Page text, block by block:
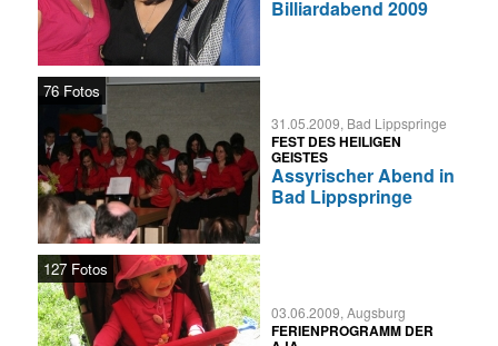
Billiardabend 2009
76 Fotos
31.05.2009, Bad Lippspringe
FEST DES HEILIGEN
GEISTES
Assyrischer Abend in
Bad Lippspringe
127 Fotos
03.06.2009, Augsburg
FERIENPROGRAMM DER